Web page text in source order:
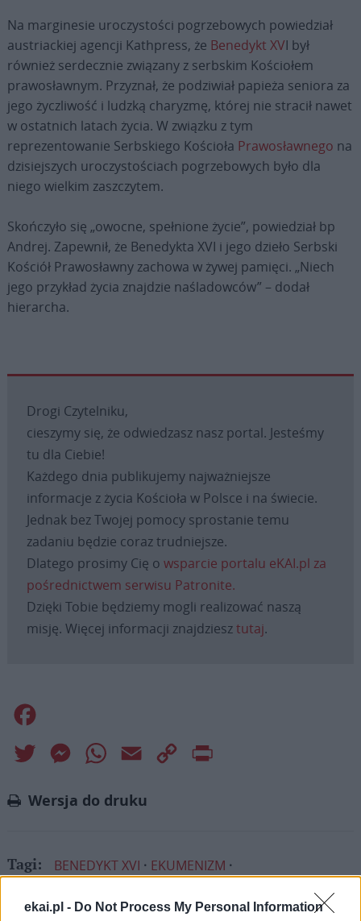
ekai.pl - Do Not Process My Personal Information
Na marginesie uroczystości pogrzebowych powiedział
austriackiej agencji Kathpress, że Benedykt XVI był
również serdecznie związany z serbskim Kościołem
prawosławnym. Przyznał, że podziwiał papieża seniora za
jego życzliwość i ludzką charyzmę, której nie stracił nawet
w ostatnich latach życia. W związku z tym
reprezentowanie Serbskiego Kościoła Prawosławnego na
dzisiejszych uroczystościach pogrzebowych było dla
niego wielkim zaszczytem.
Skończyło się „owocne, spełnione życie”, powiedział bp
Andrej. Zapewnił, że Benedykta XVI i jego dzieło Serbski
Kościół Prawosławny zachowa w żywej pamięci. „Niech
jego przykład życia znajdzie naśladowców” – dodał
hierarcha.
Drogi Czytelniku,
cieszymy się, że odwiedzasz nasz portal. Jesteśmy
tu dla Ciebie!
Każdego dnia publikujemy najważniejsze
informacje z życia Kościoła w Polsce i na świecie.
Jednak bez Twojej pomocy sprostanie temu
zadaniu będzie coraz trudniejsze.
Dlatego prosimy Cię o wsparcie portalu eKAI.pl za
pośrednictwem serwisu Patronite.
Dzięki Tobie będziemy mogli realizować naszą
misję. Więcej informacji znajdziesztutaj.
Twitter MessengerWhatsApp
Email
Copy
Wersja do druku
Tagi: BENEDYKT XVI
EKUMENIZM